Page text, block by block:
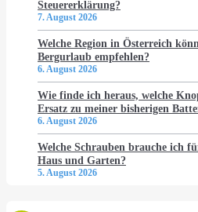
Steuererklärung?
7. August 2026
Welche Region in Österreich
Bergurlaub empfehlen?
6. August 2026
Wie finde ich heraus, welche
Ersatz zu meiner bisherigen
6. August 2026
Welche Schrauben brauche ich
Haus und Garten?
5. August 2026